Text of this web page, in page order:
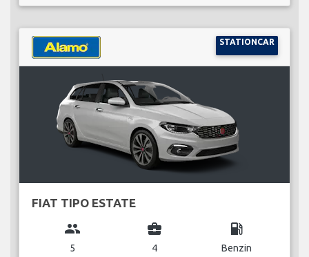
STATIONCAR
FIAT TIPO ESTATE
group
5
business_center
4
local_gas_station
Benzin